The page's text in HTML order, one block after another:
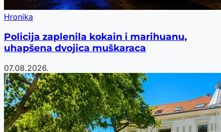
Hronika
Policija zaplenila kokain i marihuanu,
uhapšena dvojica muškaraca
07.08.2026.